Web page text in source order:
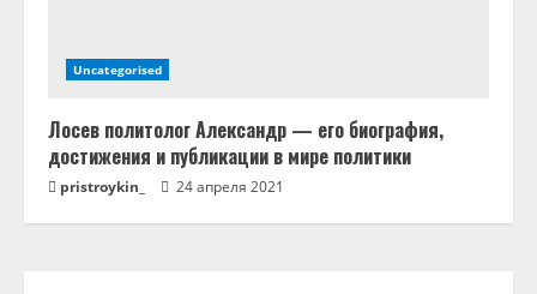
Uncategorised
Лосев политолог Александр — его биография,
достижения и публикации в мире политики
pristroykin_ 24 апреля 2021